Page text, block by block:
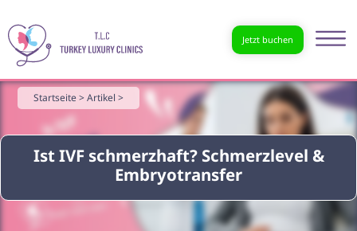
Jetzt buchen
Ist IVF schmerzhaft? Schmerzlevel &
Embryotransfer
Startseite >Artikel >